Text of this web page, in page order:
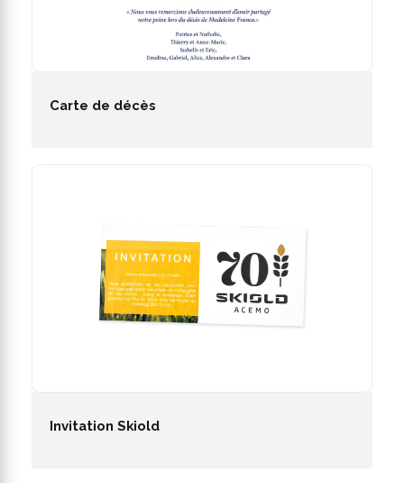
Carte de décès
Invitation Skiold